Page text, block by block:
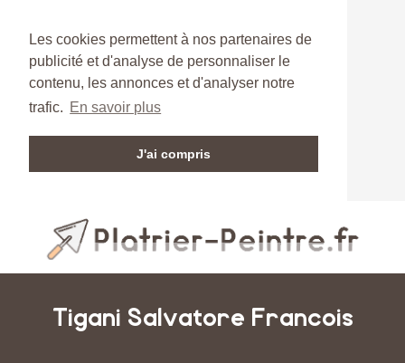
Les cookies permettent à nos partenaires de
publicité et d'analyse de personnaliser le
contenu, les annonces et d'analyser notre
trafic. En savoir plus
J'ai compris
Tigani Salvatore Francois